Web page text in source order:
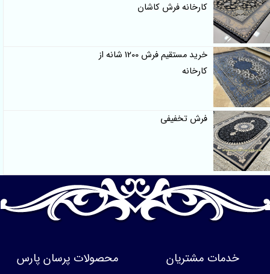
کارخانه فرش کاشان
خرید مستقیم فرش 1200 شانه از
کارخانه
فرش تخفیفی
خدمات مشتریان محصولات پرسان پارس